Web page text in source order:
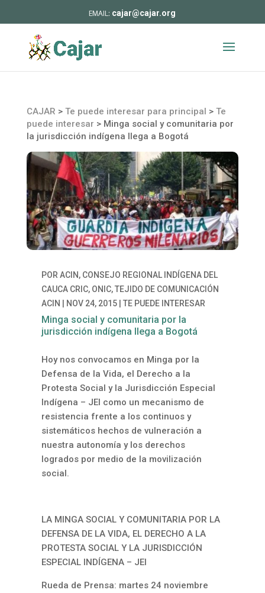
cajar@cajar.org
CAJAR > Te puede interesar para principal > Te
puede interesar > Minga social y comunitaria por
la jurisdicción indígena llega a Bogotá
POR ACIN, CONSEJO REGIONAL INDÍGENA DEL
CAUCA CRIC, ONIC, TEJIDO DE COMUNICACIÓN
ACIN
NOV 24, 2015| TE PUEDE INTERESAR
Minga social y comunitaria por la
jurisdicción indígena llega a Bogotá
Hoy nos convocamos en Minga por la
Defensa de la Vida, el Derecho a la
Protesta Social y la Jurisdicción Especial
Indígena – JEI como un mecanismo de
resistencia frente a los continuos y
sistemáticos hechos de vulneración a
nuestra autonomía y los derechos
logrados por medio de la movilización
social.
LA MINGA SOCIAL Y COMUNITARIA POR LA
DEFENSA DE LA VIDA, EL DERECHO A LA
PROTESTA SOCIAL Y LA JURISDICCIÓN
ESPECIAL INDÍGENA – JEI
Rueda de Prensa: martes 24 noviembre